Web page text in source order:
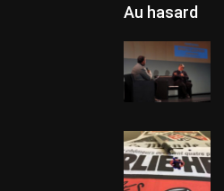
Au hasard